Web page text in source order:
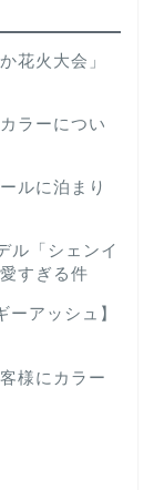
花火大会」
ラーについ
ルに泊まり
ル「シェンイ
すぎる件
ーアッシュ】
様にカラー